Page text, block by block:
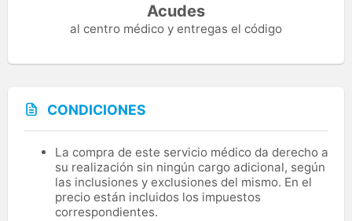
Acudes
al centro médico y entregas el código
CONDICIONES
La compra de este servicio médico da derecho a
su realización sin ningún cargo adicional, según
las inclusiones y exclusiones del mismo. En el
precio están incluidos los impuestos
correspondientes.